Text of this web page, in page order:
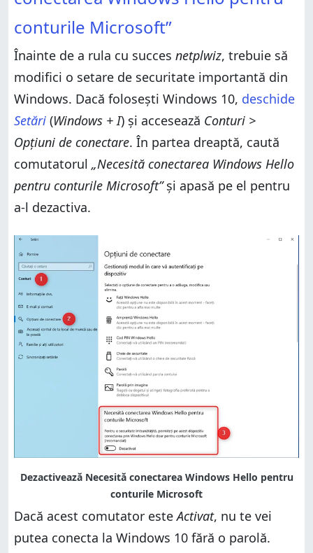
Considerente de securitate: Este Netplwiz sigur? Nu,
nu este!
De ce vrei să folosești Netplwiz pentru a te conecta
Considerente de securitate: Este Netplwiz sigur? Nu,
nu este!
De ce vrei să folosești Netplwiz pentru a te conecta
fără parolă?
conturile Microsoft”
Înainte de a rula cu succes netplwiz, trebuie să
modifici o setare de securitate importantă din
Windows. Dacă folosești Windows 10, deschide
Setări (Windows + I) și accesează Conturi >
Opțiuni de conectare. În partea dreaptă, caută
comutatorul „Necesită conectarea Windows Hello
pentru conturile Microsoft”și apasă pe el pentru
a-l dezactiva.
Dacă acest comutator esteActivat, nu te vei
putea conecta la Windows 10 fără o parolă.